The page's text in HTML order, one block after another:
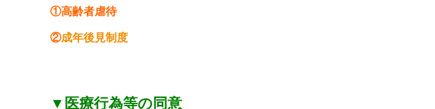
①高齢者虐待
②成年後見制度
▼医療行為等の同意